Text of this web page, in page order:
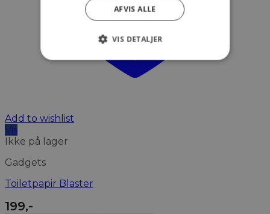
Add to wishlist
Vis
Ikke på lager
Gadgets
Toiletpapir Blaster
199,-
AFVIS ALLE
VIS DETALJER